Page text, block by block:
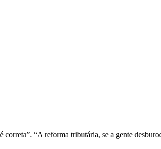
“A reforma tributária, se a gente